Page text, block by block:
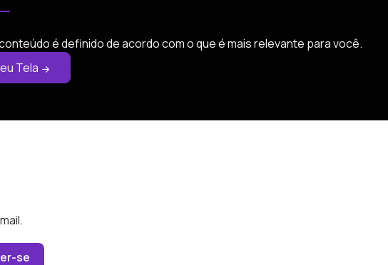
é definido de acordo com o que é mais relevante para você.
Tela
se